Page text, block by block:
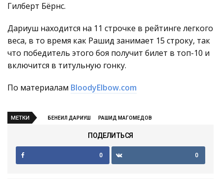
Гилберт Бёрнс.
Дариуш находится на 11 строчке в рейтинге легкого
веса, в то время как Рашид занимает 15 строку, так
что победитель этого боя получит билет в топ-10 и
включится в титульную гонку.
По материалам BloodyElbow.com
МЕТКИ БЕНЕИЛ ДАРИУШ РАШИД МАГОМЕДОВ
ПОДЕЛИТЬСЯ
0 0